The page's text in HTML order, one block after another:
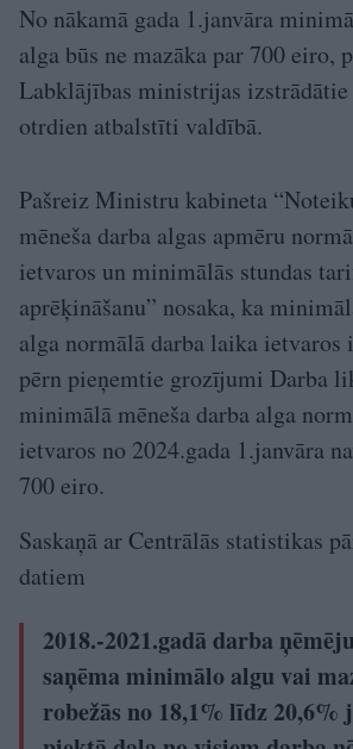
No nākamā gada 1.janvāra
alga būs ne mazāka par 700 eiro,
Labklājības ministrijas
otrdien atbalstīti valdībā.
Pašreiz Ministru kabineta
mēneša darba algas apmēru
ietvaros un minimālās stundas
aprēķināšanu” nosaka, ka
alga normālā darba laika ietvaros
pērn pieņemtie grozījumi Darba
minimālā mēneša darba alga
ietvaros no 2024.gada 1.janvāra
700 eiro.
Saskaņā ar Centrālās statistikas
datiem
2018.-2021.gadā darba
saņēma minimālo algu vai
robežās no 18,1% līdz 20,6%